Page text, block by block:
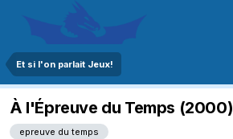
Et si l'on parlait Jeux!
À l'Épreuve du Temps (2000)
epreuve du temps